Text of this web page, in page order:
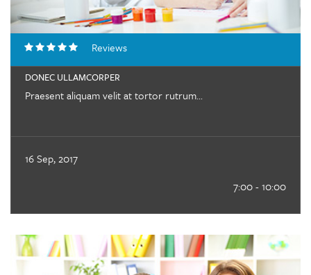
Reviews
DONEC ULLAMCORPER
Praesent aliquam velit at tortor rutrum...
16 Sep, 2017
7:00 - 10:00